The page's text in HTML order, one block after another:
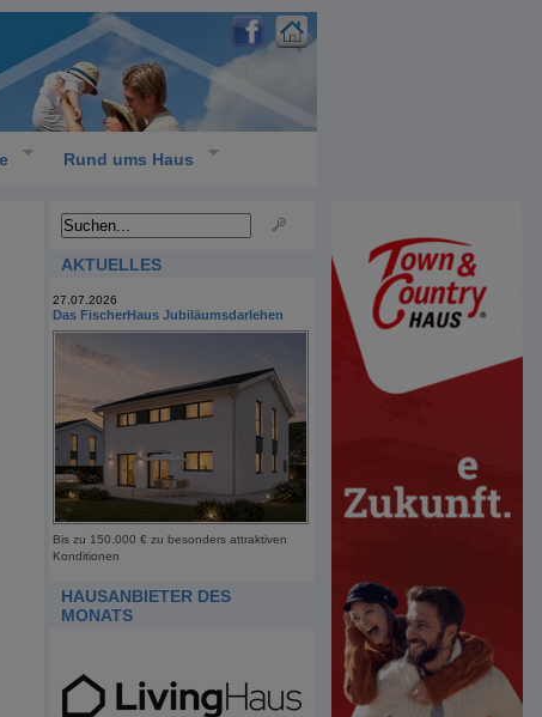
Rund ums Haus
AKTUELLES
27.07.2026
Das FischerHaus Jubiläumsdarlehen
Bis zu 150.000 € zu besonders attraktiven
Konditionen
HAUSANBIETER DES
MONATS